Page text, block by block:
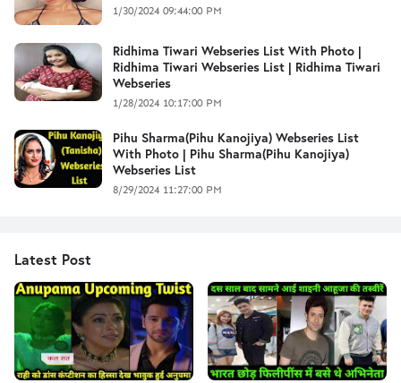
1/30/2024 09:44:00 PM
Ridhima Tiwari Webseries List With Photo |
Ridhima Tiwari Webseries List | Ridhima Tiwari
Webseries
1/28/2024 10:17:00 PM
Pihu Sharma(Pihu Kanojiya) Webseries List
With Photo | Pihu Sharma(Pihu Kanojiya)
Webseries List
8/29/2024 11:27:00 PM
Latest Post